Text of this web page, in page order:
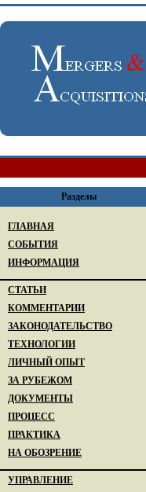
Разделы
ГЛАВНАЯ
СОБЫТИЯ
ИНФОРМАЦИЯ
СТАТЬИ
КОММЕНТАРИИ
ЗАКОНОДАТЕЛЬСТВО
ТЕХНОЛОГИИ
ЛИЧНЫЙ ОПЫТ
ЗА РУБЕЖОМ
ДОКУМЕНТЫ
ПРОЦЕСС
ПРАКТИКА
НА ОБОЗРЕНИЕ
УПРАВЛЕНИЕ